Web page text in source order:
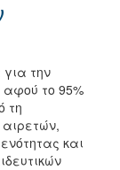
την
αφού το 95%
τη
και